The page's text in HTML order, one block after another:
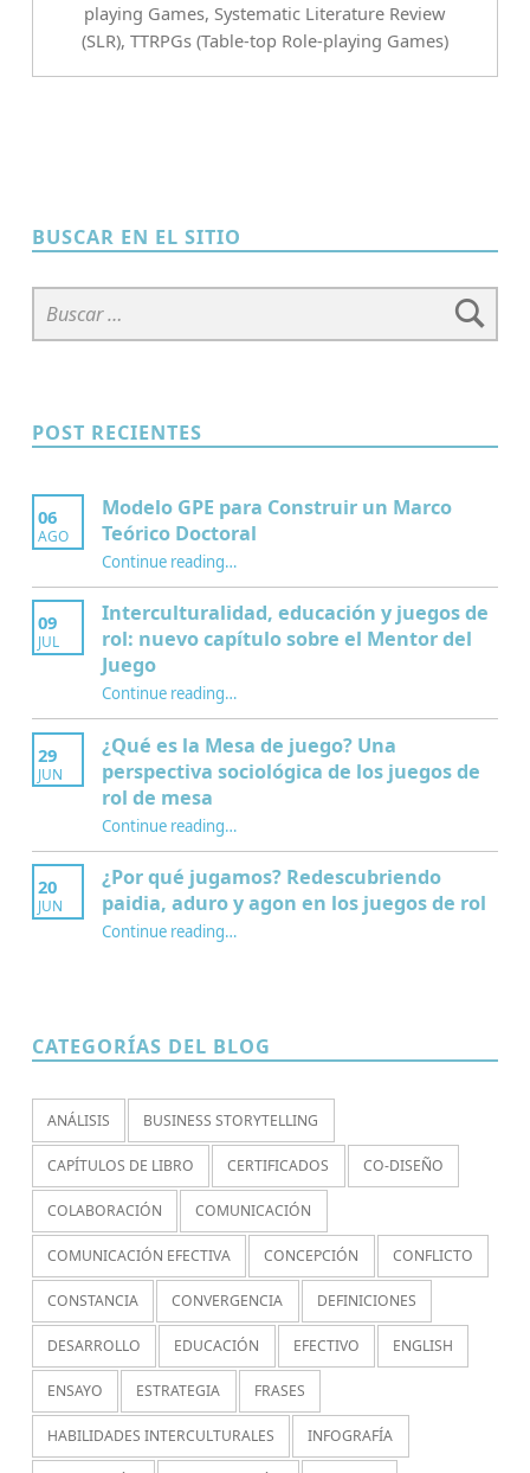
playing Games, Systematic Literature Review
(SLR), TTRPGs (Table-top Role-playing Games)
BUSCAR EN EL SITIO
Buscar:
POST RECIENTES
06
AGO
Modelo GPE para Construir un Marco
Teórico Doctoral
Continue reading“Modelo GPE para Construir un Marco Teórico Doctoral”
…
09
JUL
Interculturalidad, educación y juegos de
rol: nuevo capítulo sobre el Mentor del
Juego
Continue reading“Interculturalidad, educación y juegos de rol: nuevo capítulo sobre el Mentor del Juego”
…
29
JUN
¿Qué es la Mesa de juego? Una
perspectiva sociológica de los juegos de
rol de mesa
Continue reading“¿Qué es la Mesa de juego? Una perspectiva sociológica de los juegos de rol de mesa”
…
20
JUN
¿Por qué jugamos? Redescubriendo
paidia, aduro y agon en los juegos de rol
Continue reading“¿Por qué jugamos? Redescubriendo paidia, aduro y agon en los juegos de rol”
…
CATEGORÍAS DEL BLOG
ANÁLISIS BUSINESS STORYTELLING
CAPÍTULOS DE LIBRO CERTIFICADOS CO-DISEÑO
COLABORACIÓN COMUNICACIÓN
COMUNICACIÓN EFECTIVA CONCEPCIÓN CONFLICTO
CONSTANCIA CONVERGENCIA DEFINICIONES
DESARROLLO EDUCACIÓN EFECTIVO ENGLISH
ENSAYO ESTRATEGIA FRASES
HABILIDADES INTERCULTURALES INFOGRAFÍA